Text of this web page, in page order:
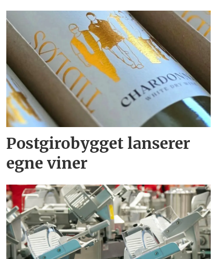
Postgirobygget lanserer
egne viner